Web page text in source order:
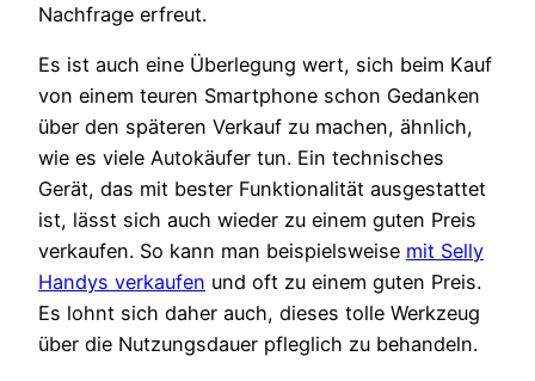
Nachfrage erfreut.
Es ist auch eine Überlegung wert, sich beim Kauf
von einem teuren Smartphone schon Gedanken
über den späteren Verkauf zu machen, ähnlich,
wie es viele Autokäufer tun. Ein technisches
Gerät, das mit bester Funktionalität ausgestattet
ist, lässt sich auch wieder zu einem guten Preis
verkaufen. So kann man beispielsweise mit Selly
Handys verkaufen und oft zu einem guten Preis.
Es lohnt sich daher auch, dieses tolle Werkzeug
über die Nutzungsdauer pfleglich zu behandeln.